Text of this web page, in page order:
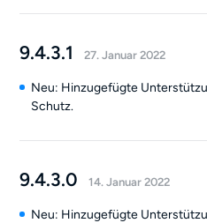
9.4.3.1 27. Januar 2022
Neu: Hinzugefügte
Schutz.
9.4.3.0 14. Januar 2022
Neu: Hinzugefügte